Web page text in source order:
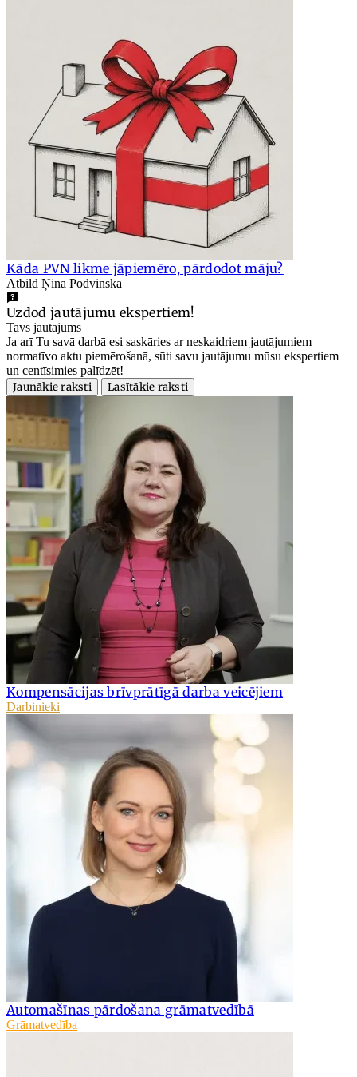
Kāda PVN likme jāpiemēro, pārdodot māju?
Atbild Ņina Podvinska
Uzdod jautājumu ekspertiem!
Tavs jautājums
Ja arī Tu savā darbā esi saskāries ar neskaidriem jautājumiem
normatīvo aktu piemērošanā, sūti savu jautājumu mūsu ekspertiem
un centīsimies palīdzēt!
Jaunākie raksti
Lasītākie raksti
Kompensācijas brīvprātīgā darba veicējiem
Darbinieki
Automašīnas pārdošana grāmatvedībā
Grāmatvedība